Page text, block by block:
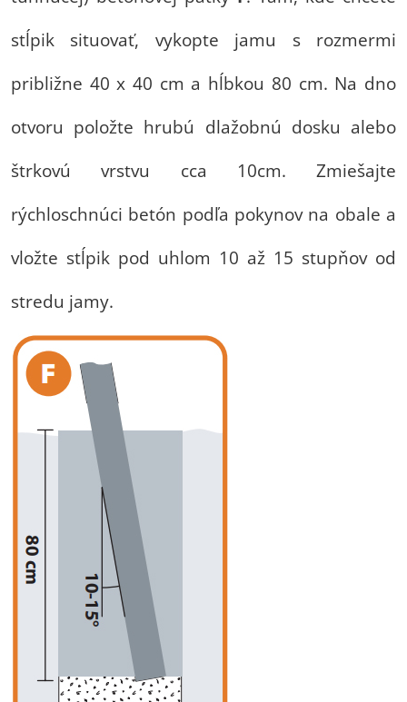
stĺpik situovať, vykopte jamu s rozmermi
približne 40 x 40 cm a hĺbkou 80 cm. Na dno
otvoru položte hrubú dlažobnú dosku alebo
štrkovú vrstvu cca 10cm. Zmiešajte
rýchloschnúci betón podľa pokynov na obale a
vložte stĺpik pod uhlom 10 až 15 stupňov od
stredu jamy.